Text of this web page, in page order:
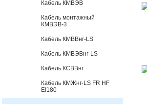
Кабель КМВЭВ
Кабель монтажный
КМВЭВ-3
Кабель КМВВнг-LS
Кабель КМВЭВнг-LS
Кабель КСВВнг
Кабель КМЖнг-LS FR HF
EI180